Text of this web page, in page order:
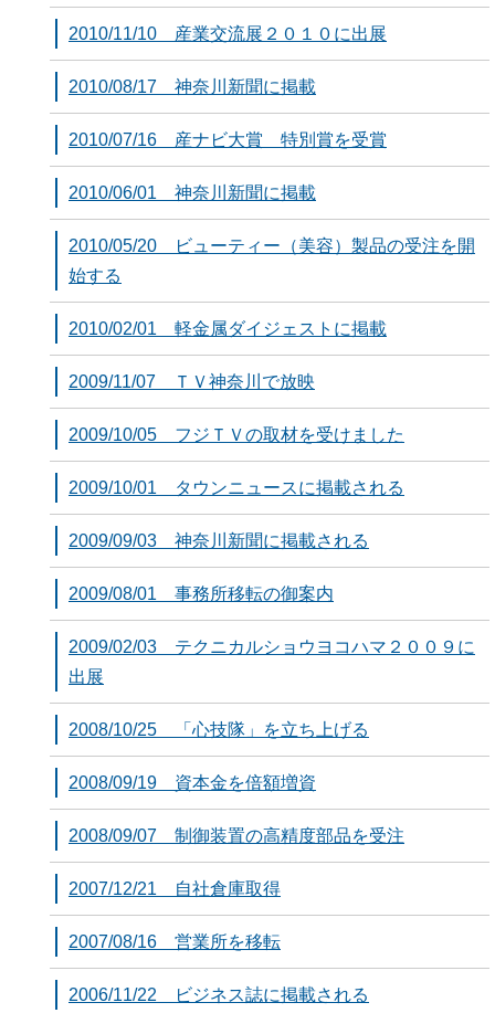
2010/11/10 産業交流展２０１０に出展
2010/08/17 神奈川新聞に掲載
2010/07/16 産ナビ大賞 特別賞を受賞
2010/06/01 神奈川新聞に掲載
2010/05/20 ビューティー（美容）製品の受注を開
始する
2010/02/01 軽金属ダイジェストに掲載
2009/11/07 ＴＶ神奈川で放映
2009/10/05 フジＴＶの取材を受けました
2009/10/01 タウンニュースに掲載される
2009/09/03 神奈川新聞に掲載される
2009/08/01 事務所移転の御案内
2009/02/03 テクニカルショウヨコハマ２００９に
出展
2008/10/25 「心技隊」を立ち上げる
2008/09/19 資本金を倍額増資
2008/09/07 制御装置の高精度部品を受注
2007/12/21 自社倉庫取得
2007/08/16 営業所を移転
2006/11/22 ビジネス誌に掲載される